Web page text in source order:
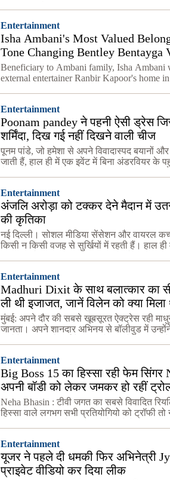
Entertainment
Isha Ambani's Most Valued
Tone Changing Bentley Bentayga
very thing that It Is
Beneficiary to Ambani family, Isha Ambani
external entertainer Ranbir Kapoor's home
Entertainment
Poonam pandey ने पहनी ऐसी ड्रेस
शर्मिंदा, दिख गई नहीं दिखने वाली चीज
पूनम पांडे, जो हमेशा से अपने विवादास्पद बयानों
जाती हैं, हाल ही में एक इवेंट में बिना अंडरवियर के
Entertainment
अंजलि अरोड़ा को टक्कर देने मैदान में
की कृतिका
नई दिल्ली। सोशल मीडिया सेंसेशन और वायरल
किसी न किसी वजह से सुर्खियों में रहती हैं। हाल ही
Entertainment
Madhuri Dixit के साथ बलात्कार का
ली थी इजाजत, जानें विलेन को क्या मिला
जायेंगे हैरान..
मुंबई: अपने दौर की सबसे खूबसूरत ऐक्ट्रेस रही
जानता। अपने शानदार अभिनय से बॉलीवुड में
Entertainment
Big Boss 15 का हिस्सा रही फेम सिंगर
अपनी बॉडी को लेकर जमकर हो रहीं
कमेंट्स
Neha Bhasin : टीवी जगत का सबसे विवादित
हिस्सा वाले लगभग सभी प्रतियोगियो को ट्रॉफी
Entertainment
यूजर ने पहले दी धमकी फिर अभिनेत्री
प्राइवेट वीडियो कर दिया लीक